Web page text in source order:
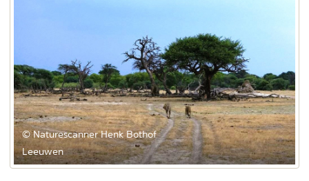
© Naturescanner Henk Bothof
Leeuwen